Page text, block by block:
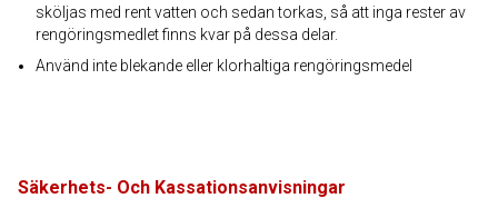
sköljas med rent vatten och sedan torkas, så att inga rester av
rengöringsmedlet finns kvar på dessa delar.
Använd inte blekande eller klorhaltiga rengöringsmedel
Säkerhets- Och Kassationsanvisningar